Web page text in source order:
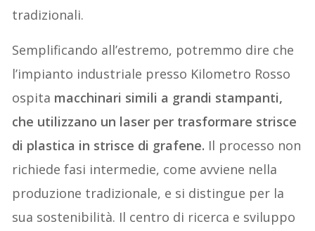
tradizionali.
Semplificando all’estremo, potremmo dire che
l’impianto industriale presso Kilometro Rosso
ospita macchinari simili a grandi stampanti,
che utilizzano un laser per trasformare strisce
di plastica in strisce di grafene. Il processo non
richiede fasi intermedie, come avviene nella
produzione tradizionale, e si distingue per la
sua sostenibilità. Il centro di ricerca e sviluppo